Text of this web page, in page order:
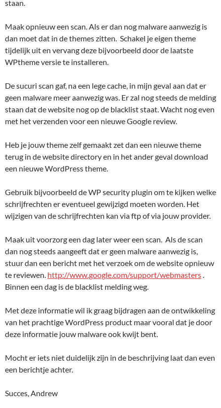
staan.
Maak opnieuw een scan. Als er dan nog malware aanwezig is
dan moet dat in de themes zitten. Schakel je eigen theme
tijdelijk uit en vervang deze bijvoorbeeld door de laatste
WPtheme versie te installeren.
De sucuri scan gaf, na een lege cache, in mijn geval aan dat er
geen malware meer aanwezig was. Er zal nog steeds de melding
staan dat de website nog op de blacklist staat. Wacht nog even
met het verzenden voor een nieuwe Google review.
Heb je jouw theme zelf gemaakt zet dan een nieuwe theme
terug in de website directory en in het ander geval download
een nieuwe WordPress theme.
Gebruik bijvoorbeeld de WP security plugin om te kijken welke
schrijfrechten er eventueel gewijzigd moeten worden. Het
wijzigen van de schrijfrechten kan via ftp of via jouw provider.
Maak uit voorzorg een dag later weer een scan. Als de scan
dan nog steeds aangeeft dat er geen malware aanwezig is,
stuur dan een bericht met het verzoek om de website opnieuw
te reviewen. http://www.google.com/support/webmasters.
Binnen een dag is de blacklist melding weg.
Met deze informatie wil ik graag bijdragen aan de ontwikkeling
van het prachtige WordPress product maar vooral dat je door
deze informatie jouw malware ook kwijt bent.
Mocht er iets niet duidelijk zijn in de beschrijving laat dan even
een berichtje achter.
Succes, Andrew